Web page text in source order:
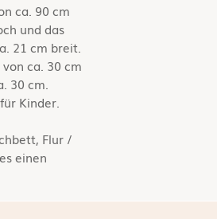
ca. 90 cm
und das
21 cm breit.
ca. 30 cm
30 cm.
Kinder.
Flur /
einen